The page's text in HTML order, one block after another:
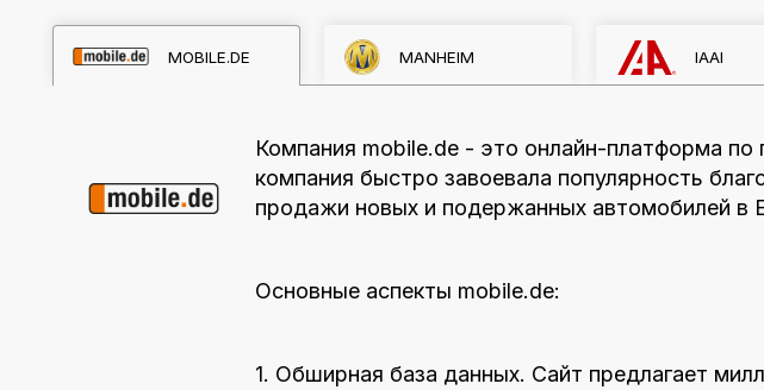
MOBILE.DE MANHEIM IAAI
Компания mobile.de - это онлайн-платформа
компания быстро завоевала популярность
продажи новых и подержанных автомобилей в
Основные аспекты mobile.de:
1. Обширная база данных. Сайт предлагает